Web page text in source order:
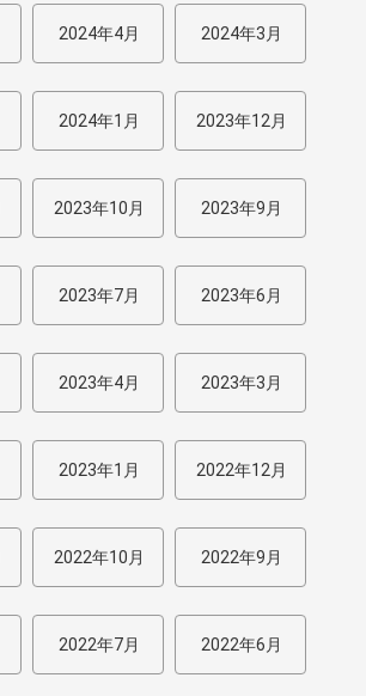
2024年4月 2024年3月
2024年1月 2023年12月
2023年10月 2023年9月
2023年7月 2023年6月
2023年4月 2023年3月
2023年1月 2022年12月
2022年10月 2022年9月
2022年7月 2022年6月